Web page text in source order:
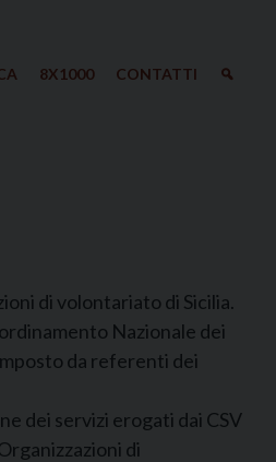
8X1000 CONTATTI
di volontariato di Sicilia.
Nazionale dei
da referenti dei
dei servizi erogati dai CSV
di